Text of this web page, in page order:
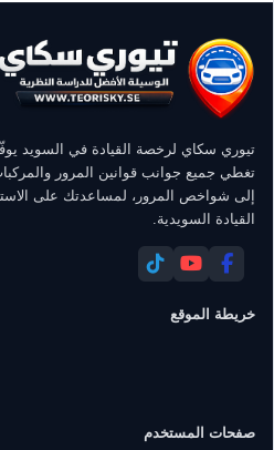
تيوري سكاي لرخصة القيادة في السويد
تغطي جميع جوانب قوانين المرور
إلى شواخص المرور، لمساعدتك على
القيادة السويدية.
خريطة الموقع
صفحات المستخدم